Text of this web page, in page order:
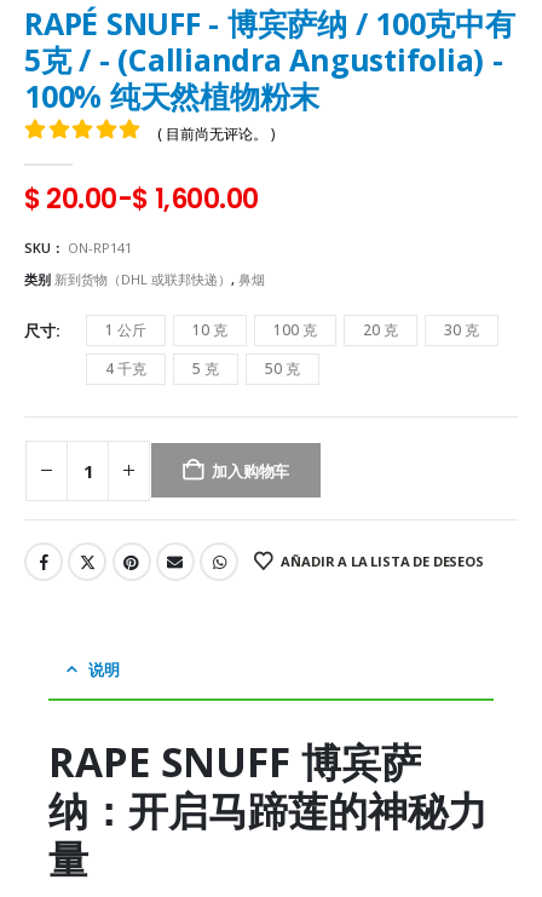
RAPÉ SNUFF - 博宾萨纳 / 100克中有
5克 / - (Calliandra Angustifolia) -
100% 纯天然植物粉末
( 目前尚无评论。 )
$20.00-$ 1,600.00
SKU： ON-RP141
类别 新到货物（DHL 或联邦快递） , 鼻烟
尺寸 1 公斤 10 克 100 克 20 克
30 克
4 千克
5 克 50 克
加入购物车
AÑADIR A LA LISTA DE DESEOS
说明
RAPE SNUFF 博宾萨
纳：开启马蹄莲的神秘力
量